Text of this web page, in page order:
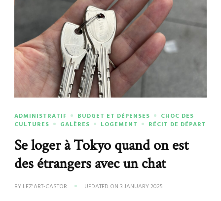
ADMINISTRATIF BUDGET ET DÉPENSES
CHOC DES
CULTURES
GALÈRES LOGEMENT RÉCIT DE DÉPART
Se loger à Tokyo quand on est
des étrangers avec un chat
BY LEZ'ART-CASTOR UPDATED ON 3 JANUARY 2025